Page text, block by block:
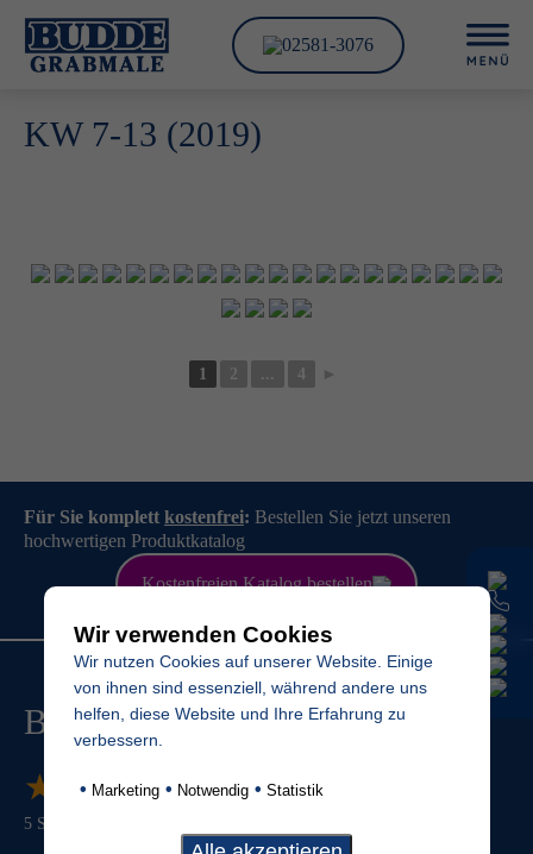
02581-3076
KW 7-13 (2019)
1 2 ... 4 ►
Für Sie komplett kostenfrei: Bestellen Sie jetzt unseren
hochwertigen Produktkatalog
KostenfreienKatalog bestellen
Budde Grabmale
★
★★★★
★ ★★★★
5 Sterne von
Wir verwenden Cookies
Wir nutzen Cookies auf unserer Website. Einige
von ihnen sind essenziell, während andere uns
helfen, diese Website und Ihre Erfahrung zu
verbessern.
• Marketing • Notwendig • Statistik